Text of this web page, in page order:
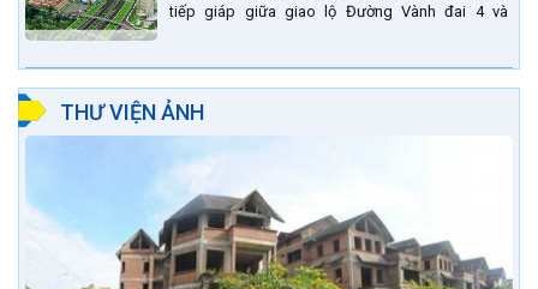
tiếp giáp giữa giao lộ Đường Vành đai 4 và
THƯ VIỆN ẢNH